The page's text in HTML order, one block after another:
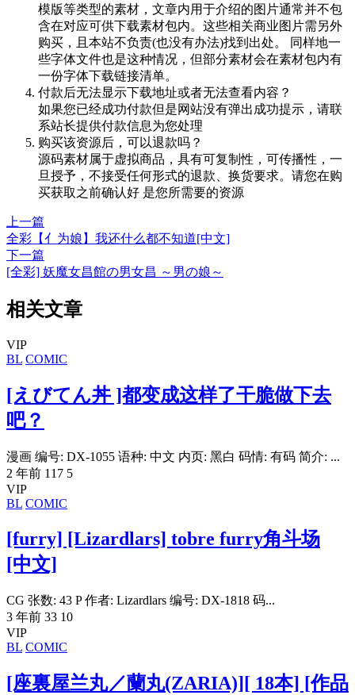
模版等类型的素材，文章内用于介绍的图片通常并不包
含在对应可供下载素材包内。这些相关商业图片需另外
购买，且本站不负责(也没有办法)找到出处。 同样地一
些字体文件也是这种情况，但部分素材会在素材包内有
一份字体下载链接清单。
付款后无法显示下载地址或者无法查看内容？
如果您已经成功付款但是网站没有弹出成功提示，请联
系站长提供付款信息为您处理
购买该资源后，可以退款吗？
源码素材属于虚拟商品，具有可复制性，可传播性，一
旦授予，不接受任何形式的退款、换货要求。请您在购
买获取之前确认好 是您所需要的资源
上一篇
全彩【亻为娘】我还什么都不知道[中文]
下一篇
[全彩] 妖魔女昌館の男女昌 ～男の娘～
相关文章
VIP
BL COMIC
[えびてん丼 ]都变成这样了干脆做下去
吧？
漫画 编号: DX-1055 语种: 中文 内页: 黑白 码情: 有码 简介: ...
2 年前 117 5
VIP
BL COMIC
[furry] [Lizardlars] tobre furry角斗场
[中文]
CG 张数: 43 P 作者: Lizardlars 编号: DX-1818 码...
3 年前 33 10
VIP
BL COMIC
[座裏屋兰丸／蘭丸(ZARIA)][ 18本] [作品